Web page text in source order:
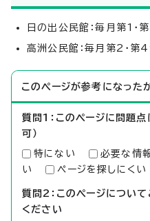
日の出公民館：毎月第1
高洲公民館：毎月第2・
このページが参考になった
質問1：このページに問題
可）
特にない 必要な情
い
ページを探しにくい
質問2：このページについ
ください